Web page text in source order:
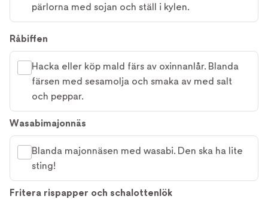
pärlorna med sojan och ställ i kylen.
Råbiffen
Hacka eller köp mald färs av oxinnanlår. Blanda
färsen med sesamolja och smaka av med salt
och peppar.
Wasabimajonnäs
Blanda majonnäsen med wasabi. Den ska ha lite
sting!
Fritera rispapper och schalottenlök